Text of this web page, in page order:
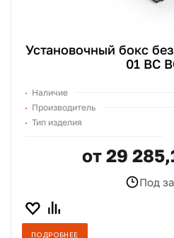
Установочный бокс
01 BC
Наличие
Производитель
Тип изделия
от 29
Под
ПОДРОБНЕЕ